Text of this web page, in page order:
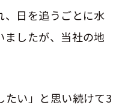
、日を追うごとに水
ましたが、当社の地
たい」と思い続けて3